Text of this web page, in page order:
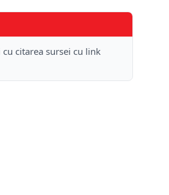
citarea sursei cu link